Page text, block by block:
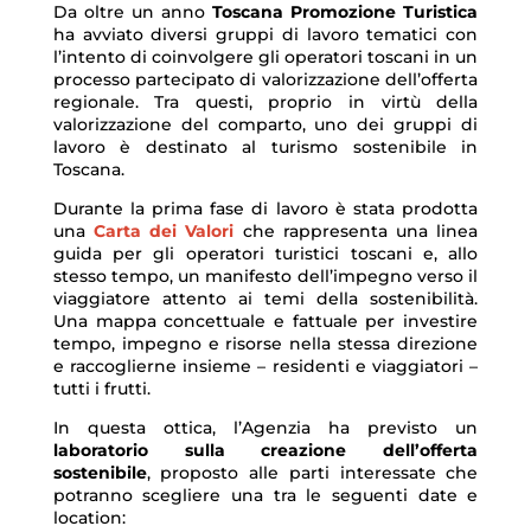
Da oltre un annoToscana Promozione Turistica
ha avviato diversi gruppi di lavoro tematici con
l’intento di coinvolgere gli operatori toscani in un
processo partecipato di valorizzazione dell’offerta
regionale. Tra questi, proprio in virtù della
valorizzazione del comparto, uno dei gruppi di
lavoro è destinato al turismo sostenibile in
Toscana.
Durante la prima fase di lavoro è stata prodotta
una Carta dei Valori che rappresenta una linea
guida per gli operatori turistici toscani e, allo
stesso tempo, un manifesto dell’impegno verso il
viaggiatore attento ai temi della sostenibilità.
Una mappa concettuale e fattuale per investire
tempo, impegno e risorse nella stessa direzione
e raccoglierne insieme – residenti e viaggiatori –
tutti i frutti.
In questa ottica, l’Agenzia ha previsto un
laboratorio sulla creazione dell’offerta
sostenibile, proposto alle parti interessate che
potranno scegliere una tra le seguenti date e
location: